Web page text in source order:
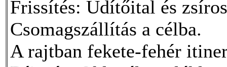
Frissítés: Üdítőital és
Csomagszállítás a célba.
A rajtban fekete-fehér